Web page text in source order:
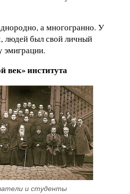
а многогранно. У
людей был свой личный
эмиграции.
век» института
и студенты